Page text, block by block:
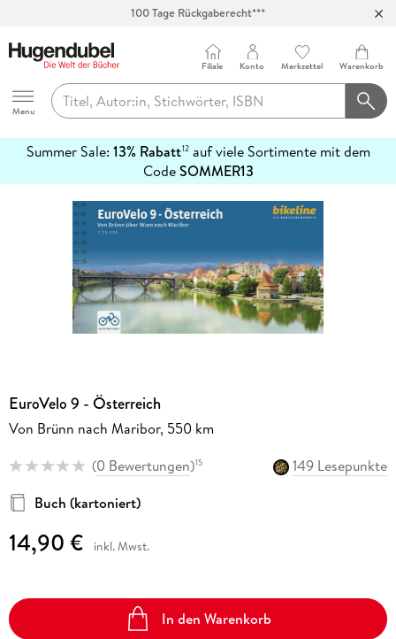
100 Tage Rückgaberecht***
Hugendubel
Menu
Filiale Konto Merkzettel Warenkorb
Summer Sale: 13% Rabatt12auf viele Sortimente mit dem
CodeSOMMER13
erfahren
EuroVelo 9 - Österreich
Von Brünn nach Maribor, 550 km
(0 Bewertungen)15
149 Lesepunkte
Buch (kartoniert)
14,90 € inkl. Mwst.
In den Warenkorb